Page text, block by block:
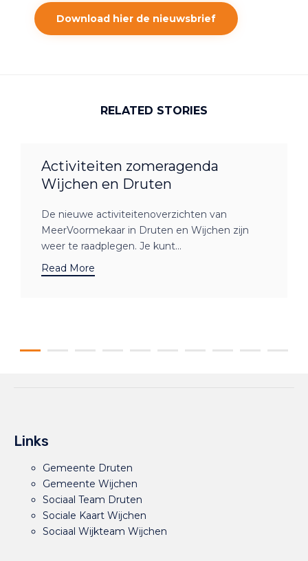
Download hier de nieuwsbrief
RELATED STORIES
Activiteiten zomeragenda
Wijchen en Druten
De nieuwe activiteitenoverzichten van
MeerVoormekaar in Druten en Wijchen zijn
weer te raadplegen. Je kunt...
Read More
Links
Gemeente Druten
Gemeente Wijchen
Sociaal Team Druten
Sociale Kaart Wijchen
Sociaal Wijkteam Wijchen